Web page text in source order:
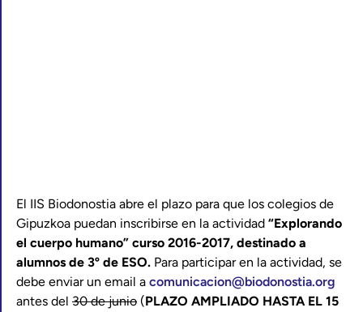
El IIS Biodonostia abre el plazo para que los colegios de
Gipuzkoa puedan inscribirse en la actividad “Explorando
el cuerpo humano” curso 2016-2017, destinado a
alumnos de 3º de ESO. Para participar en la actividad, se
debe enviar un email a comunicacion@biodonostia.org
antes del 30 de junio (PLAZO AMPLIADO HASTA EL 15